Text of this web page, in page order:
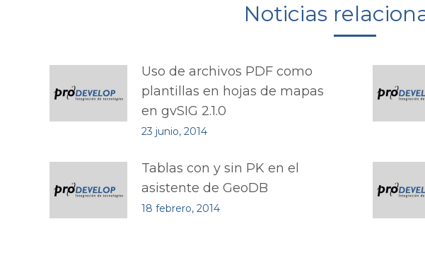
Noticias
Uso de archivos PDF como
plantillas en hojas de mapas
en gvSIG 2.1.0
23 junio, 2014
Tablas con y sin PK en el
asistente de GeoDB
18 febrero, 2014